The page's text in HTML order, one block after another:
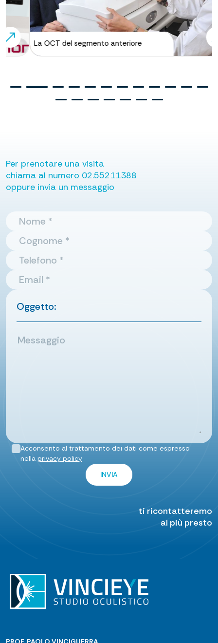
Laser a Femtosecondi: tecnica
intrastromale (Smart Sight o
Smile)
La OCT del segmento anteriore
Per prenotare una visita
chiama al numero 02.55211388
oppure invia un messaggio
Oggetto:
Acconsento al trattamento dei dati come espresso
nella privacy policy
ti ricontatteremo
al più presto